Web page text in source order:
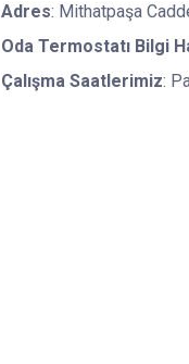
Adres: Mithatpaşa
Oda Termostatı Bilgi
Çalışma Saatlerimiz: